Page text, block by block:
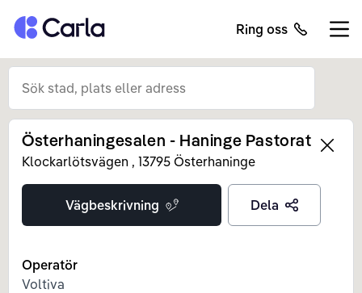
Tillbaka till startsidan Ring oss
Left
Österhaningesalen - Haninge Pastorat
Klockarlötsvägen , 13795 Österhaninge
Vägbeskrivning Dela
Operatör
Voltiva